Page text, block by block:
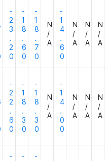
-
2
3
.
2
0
-
1
8
.
6
0
-
1
8
.
7
0
N
/
A
-
1
4
.
6
0
N
/
A
N
/
A
N
/
A
-
2
2
.
6
0
-
1
8
.
3
0
-
1
8
.
3
0
N
/
A
-
1
4
.
0
0
N
/
A
N
/
A
N
/
A
-
-
-